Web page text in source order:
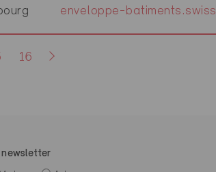
enveloppe-batiments.swiss
16
newsletter